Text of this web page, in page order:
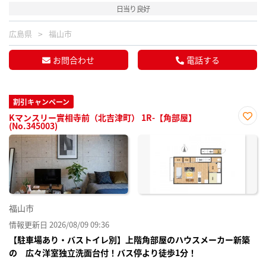
日当り良好
広島県 福山市
お問合わせ 電話する
割引キャンペーン
Kマンスリー實相寺前（北吉津町） 1R-【角部屋】
(No.345003)
に入
福山市
情報更新日 2026/08/09 09:36
【駐車場あり・バストイレ別】上階角部屋のハウスメーカー新築
の 広々洋室独立洗面台付！バス停より徒歩1分！